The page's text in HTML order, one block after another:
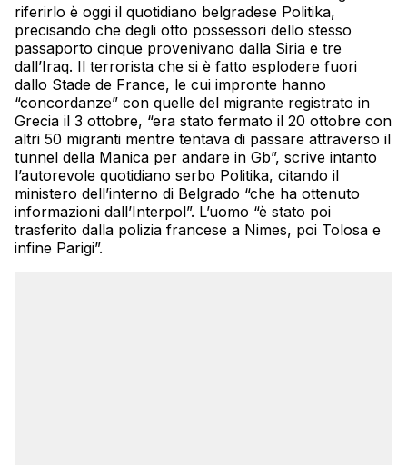
riferirlo è oggi il quotidiano belgradese Politika,
precisando che degli otto possessori dello stesso
passaporto cinque provenivano dalla Siria e tre
dall’Iraq. Il terrorista che si è fatto esplodere fuori
dallo Stade de France, le cui impronte hanno
“concordanze” con quelle del migrante registrato in
Grecia il 3 ottobre, “era stato fermato il 20 ottobre con
altri 50 migranti mentre tentava di passare attraverso il
tunnel della Manica per andare in Gb”, scrive intanto
l’autorevole quotidiano serbo Politika, citando il
ministero dell’interno di Belgrado “che ha ottenuto
informazioni dall’Interpol”. L’uomo “è stato poi
trasferito dalla polizia francese a Nimes, poi Tolosa e
infine Parigi”.